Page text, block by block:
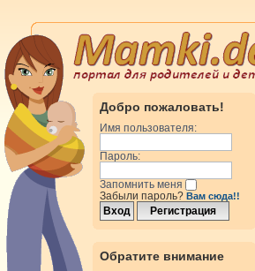
Добро пожаловать!
Имя пользователя:
Пароль:
Запомнить меня
Забыли пароль? Вам сюда!!
Обратите внимание